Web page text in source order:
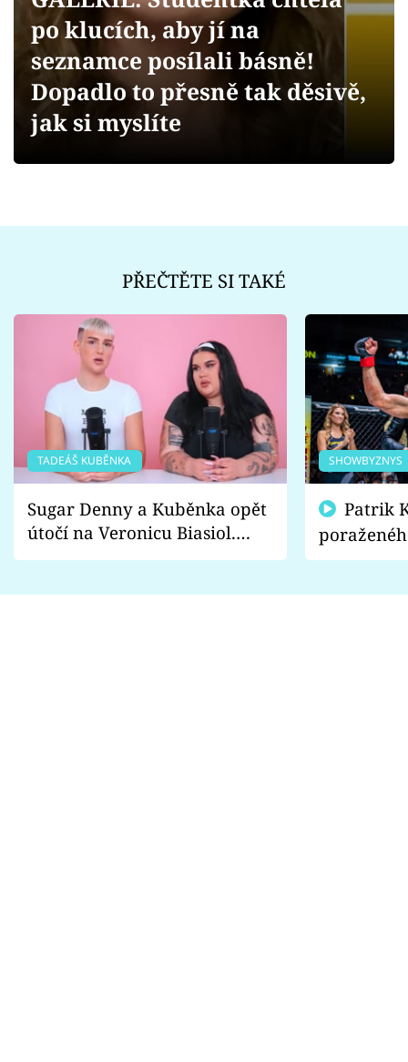
Videa
Sledujte prima+
po klucích, aby jí na
seznamce posílali básně!
Dopadlo to přesně tak děsivě,
jak si myslíte
PŘEČTĚTE SI TAKÉ
TADEÁŠ KUBĚNKA
Sugar Denny a Kuběnka opět
útočí na Veronicu Biasiol.
Proč je podle nich falešná a
SHOWBYZNYS
fanoušci